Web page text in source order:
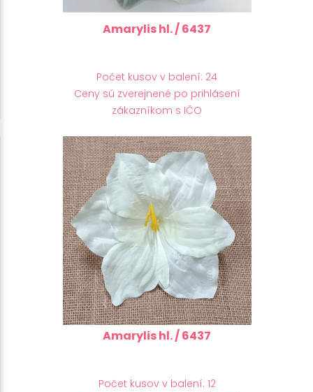
Amarylis hl. / 6437
Počet kusov v balení: 24
Ceny sú zverejnené po prihlásení
zákazníkom s IČO
Amarylis hl. / 6437
Počet kusov v balení: 12